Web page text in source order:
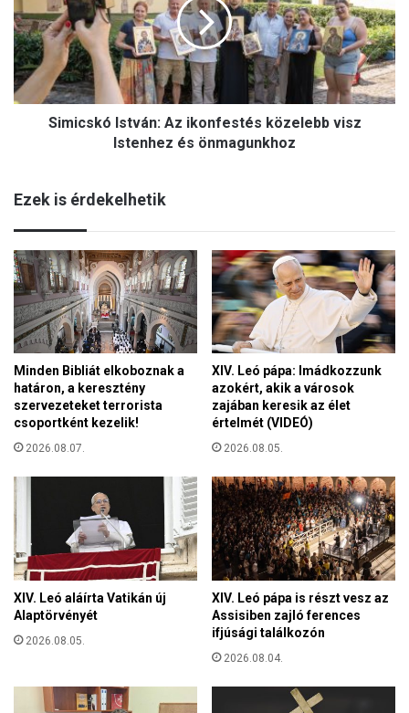
i
l
v
i
d
r
ü
l
t
e
k
e
l
ő
a
m
a
g
a
r
t
u
r
i
s
t
z
c
s
k
ó
I
n
z
i
k
o
n
f
e
s
t
é
s
z
e
l
e
b
b
v
i
Simicskó István: Az ikonfestés közelebb visz
Istenhez és önmagunkhoz
Ezek is érdekelhetik
Minden Bibliát elkoboznak a
határon, a keresztény
szervezeteket terrorista
csoportként kezelik!
2026.08.07.
XIV. Leó pápa: Imádkozzunk
azokért, akik a városok
zajában keresik az élet
értelmét (VIDEÓ)
2026.08.05.
XIV. Leó aláírta Vatikán új
Alaptörvényét
2026.08.05.
XIV. Leó pápa is részt vesz az
Assisiben zajló ferences
ifjúsági találkozón
2026.08.04.